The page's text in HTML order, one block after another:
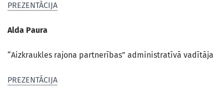
PREZENTĀCIJA
Alda Paura
“Aizkraukles rajona partnerības” administratīvā vadītāja
PREZENTĀCIJA